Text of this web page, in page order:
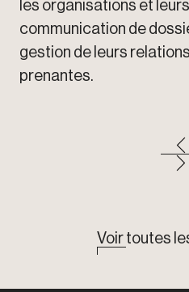
les organisations et
communication de
gestion de leurs
prenantes.
Voir toutes